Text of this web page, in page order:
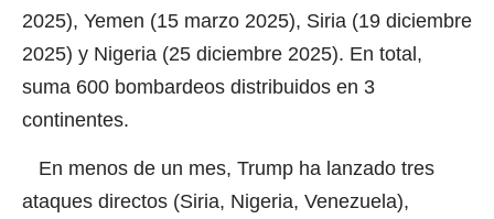
2025), Yemen (15 marzo 2025), Siria (19 diciembre
2025) y Nigeria (25 diciembre 2025). En total,
suma 600 bombardeos distribuidos en 3
continentes.
En menos de un mes, Trump ha lanzado tres
ataques directos (Siria, Nigeria, Venezuela),